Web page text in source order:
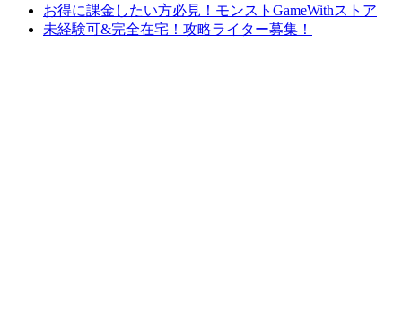
お得に課金したい方必見！モンストGameWithストア
未経験可&完全在宅！攻略ライター募集！